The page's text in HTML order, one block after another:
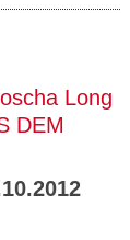
Long
DEM